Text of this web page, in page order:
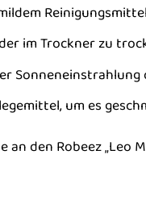
im Trockner zu
Sonneneinstrahlung
um es
den Robeez „Leo